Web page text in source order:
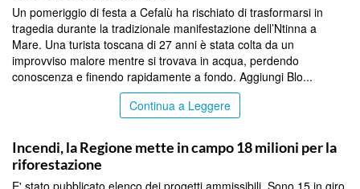
Un pomeriggio di festa a Cefalù ha rischiato di trasformarsi in
tragedia durante la tradizionale manifestazione dell’Ntinna a
Mare. Una turista toscana di 27 anni è stata colta da un
improvviso malore mentre si trovava in acqua, perdendo
conoscenza e finendo rapidamente a fondo. Aggiungi Blo...
Continua a Leggere
Incendi, la Regione mette in campo 18 milioni per la
riforestazione
E' stato pubblicato elenco dei progetti ammissibili. Sono 15 in giro